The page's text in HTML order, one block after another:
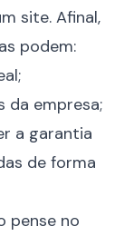
site. Afinal,
podem:
da empresa;
a garantia
de forma
pense no